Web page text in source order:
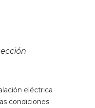
eléctrica
condiciones